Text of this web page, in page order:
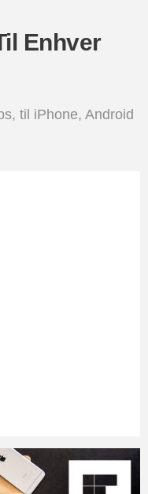
Enhver
til iPhone, Android